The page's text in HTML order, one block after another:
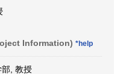
Information) *help
, 教授